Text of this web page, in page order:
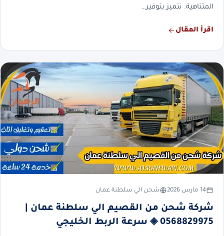
المتناهية. نتميز بتوفير…
اقرأ المقال
14 مارس 2026 شحن الي سلطنة عمان
شركة شحن من القصيم الي سلطنة عمان |
0568829975 ◈ سرعة الربط الخليجي